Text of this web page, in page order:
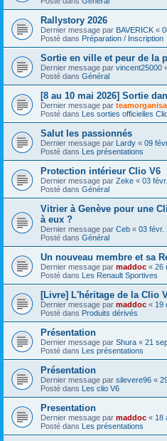
Rallystory 2026
Dernier message par BAVERICK «
Posté dans Préparation / Inscription
Sortie en ville et peur de la
Dernier message par vincent25000
Posté dans Général
[8 au 10 mai 2026] Sortie
Dernier message par
Posté dans Les sorties officielles
Salut les passionnés
Dernier message par Lardy « 09
Posté dans Les présentations
Protection intérieur Clio V6
Dernier message par Zeke « 03
Posté dans Général
Vitrier à Genève pour une
à eux ?
Dernier message par Ceb « 03 févr.
Posté dans Général
Un nouveau membre et sa
Dernier message par maddoc « 26
Posté dans Les Renault Sportives
[Livre] L'héritage de la Clio
Dernier message par maddoc « 19
Posté dans Produits dérivés
Présentation
Dernier message par Shura « 21
Posté dans Les présentations
Présentation
Dernier message par silevere96 «
Posté dans Les clio V6
Presentation
Dernier message par maddoc « 18
Posté dans Les présentations